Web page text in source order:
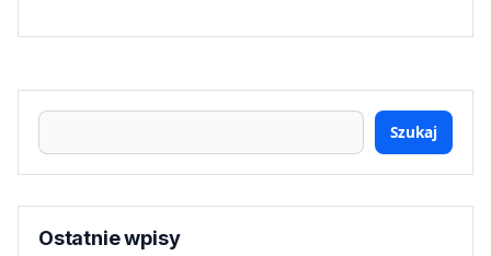
Szukaj
Ostatnie wpisy